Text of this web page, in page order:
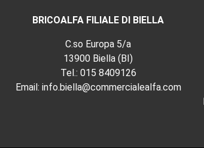
BRICOALFA FILIALE DI BIELLA
C.so Europa 5/a
13900 Biella (BI)
Tel.: 015 8409126
Email: info.biella@commercialealfa.com